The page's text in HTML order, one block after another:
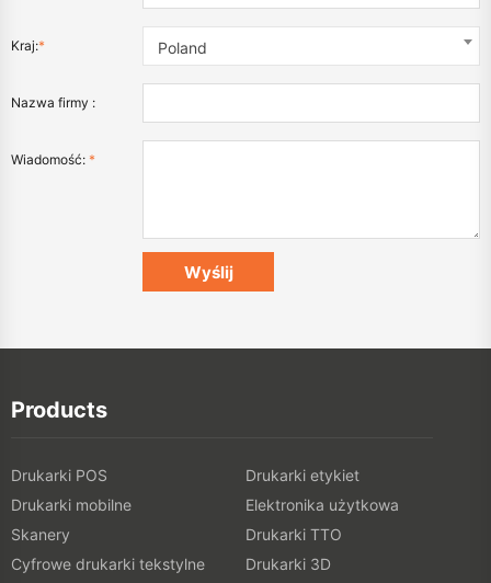
Kraj:* Poland
Nazwa firmy :
Wiadomość: *
Products
Drukarki POS
Drukarki etykiet
Drukarki mobilne
Elektronika użytkowa
Skanery
Drukarki TTO
Cyfrowe drukarki tekstylne
Drukarki 3D